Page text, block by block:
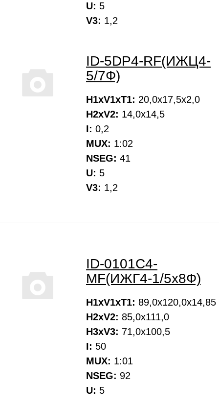
U: 5
V3: 1,2
ID-5DP4-RF(ИЖЦ4-
5/7Ф)
H1xV1xT1: 20,0х17,5х2,0
H2xV2: 14,0х14,5
I: 0,2
MUX: 1:02
NSEG: 41
U: 5
V3: 1,2
ID-0101С4-
MF(ИЖГ4-1/5х8Ф)
H1xV1xT1: 89,0х120,0х14,85
H2xV2: 85,0х111,0
H3xV3: 71,0х100,5
I: 50
MUX: 1:01
NSEG: 92
U: 5